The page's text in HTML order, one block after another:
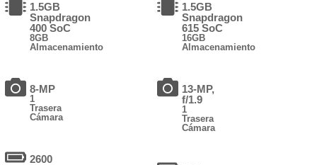
1.5GB
Snapdragon
400 SoC
8GB
Almacenamiento
8-MP
1
Trasera
Cámara
2600
1.5GB
Snapdragon
615 SoC
16GB
Almacenamiento
13-MP,
f/1.9
1
Trasera
Cámara